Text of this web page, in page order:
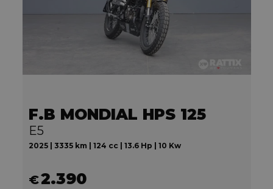
F.B MONDIAL HPS 125
E5
2025 | 3335 km | 124 cc | 13.6 Hp | 10 Kw
€2.390